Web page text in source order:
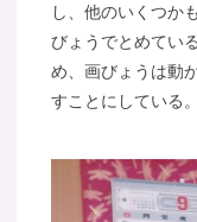
し、他のいくつか
びょうでとめてい
め、画びょうは動
すことにしている。